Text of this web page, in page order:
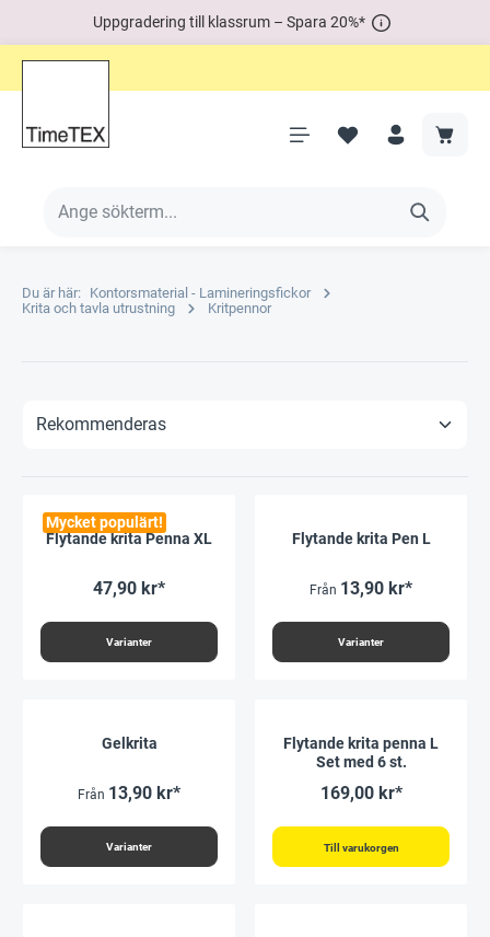
Uppgradering till klassrum – Spara 20%*
Du är här: Kontorsmaterial - Lamineringsfickor
Krita och tavla utrustning
Kritpennor
Mycket populärt!
Flytande krita Penna XL
47,90 kr*
Varianter
Flytande krita Pen L
Från 13,90 kr*
Varianter
Gelkrita
Från 13,90 kr*
Varianter
Flytande krita penna L
Set med 6 st.
169,00 kr*
Till varukorgen